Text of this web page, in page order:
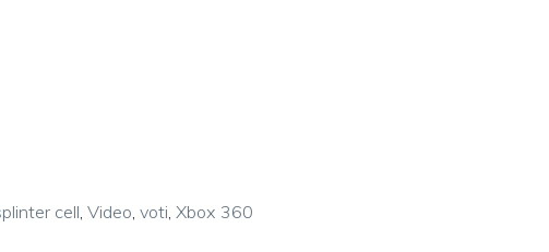
cell Video voti Xbox 360